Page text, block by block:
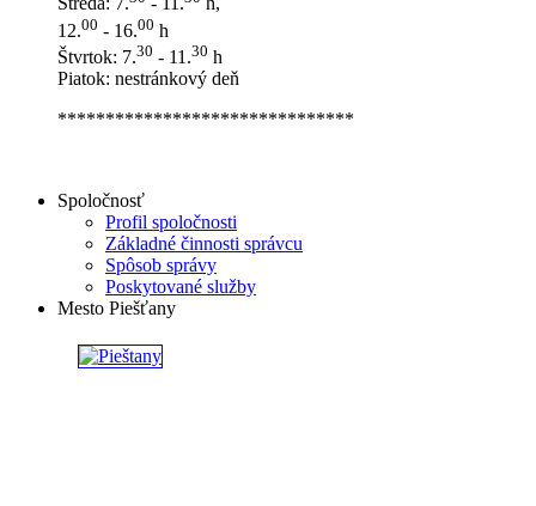
12.00 - 16.00 h
Štvrtok: 7.30 - 11.30 h
Piatok: nestránkový deň
*******************************
Spoločnosť
Profil spoločnosti
Základné činnosti správcu
Spôsob správy
Poskytované služby
Mesto Piešťany